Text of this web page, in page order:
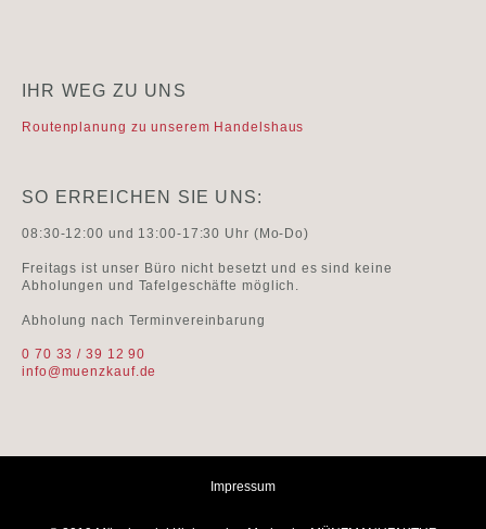
IHR WEG ZU UNS
Routenplanung zu unserem Handelshaus
SO ERREICHEN SIE UNS:
08:30-12:00 und 13:00-17:30 Uhr (Mo-Do)
Freitags ist unser Büro nicht besetzt und es sind keine
Abholungen und Tafelgeschäfte möglich.
Abholung nach Terminvereinbarung
0 70 33 / 39 12 90
info@muenzkauf.de
Impressum